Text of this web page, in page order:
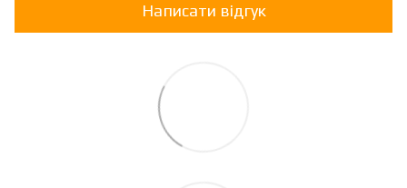
Написати відгук